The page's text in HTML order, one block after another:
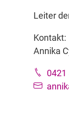
Leiter
Kontakt:
Annika
0421